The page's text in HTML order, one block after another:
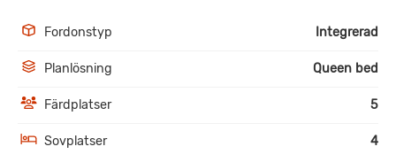
Fordonstyp Integrerad
Planlösning Queen bed
Färdplatser 5
Sovplatser 4